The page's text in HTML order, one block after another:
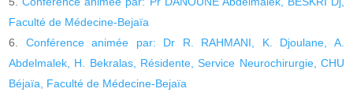
Faculté de Médecine-Bejaïa
Conférence animée par: Dr R. RAHMANI, K. Djoulane, A.
Abdelmalek, H. Bekralas, Résidente, Service Neurochirurgie, CHU
Béjaïa, Faculté de Médecine-Bejaïa